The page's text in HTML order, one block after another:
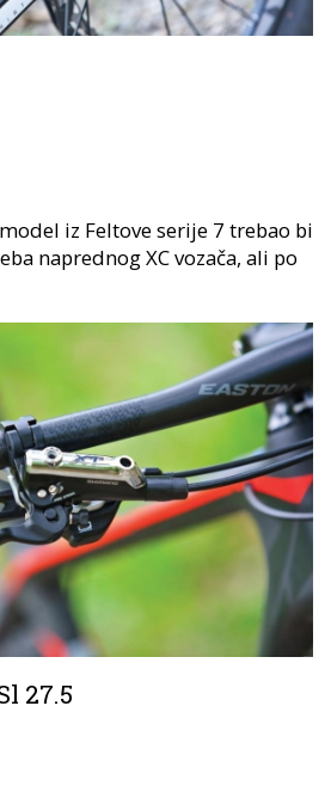
iz Feltove serije 7 trebao bi
naprednog XC vozača, ali po
27.5